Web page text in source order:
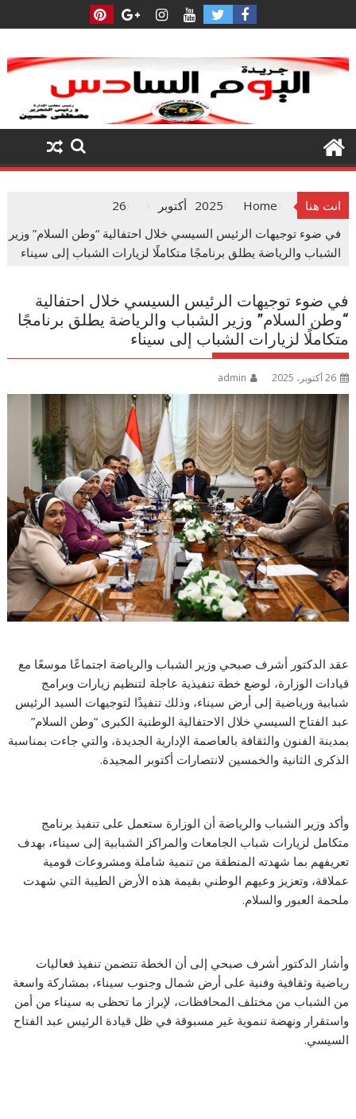
to
انت هنا Home
2025 أكتوبر
26
في ضوء توجيهات الرئيس السيسي خلال احتفالية “وطن السلام” وزير
الشباب والرياضة يطلق برنامجًا متكاملًا لزيارات الشباب إلى سيناء
في ضوء توجيهات الرئيس السيسي خلال احتفالية
“وطن السلام” وزير الشباب والرياضة يطلق برنامجًا
متكاملًا لزيارات الشباب إلى سيناء
26 أكتوبر، 2025 admin
عقد الدكتور أشرف صبحي وزير الشباب والرياضة اجتماعًا موسعًا مع
قيادات الوزارة، لوضع خطة تنفيذية عاجلة لتنظيم زيارات وبرامج
شبابية ورياضية إلى أرض سيناء، وذلك تنفيذًا لتوجيهات السيد الرئيس
عبد الفتاح السيسي خلال الاحتفالية الوطنية الكبرى “وطن السلام”
بمدينة الفنون والثقافة بالعاصمة الإدارية الجديدة، والتي جاءت بمناسبة
الذكرى الثانية والخمسين لانتصارات أكتوبر المجيدة.
وأكد وزير الشباب والرياضة أن الوزارة ستعمل على تنفيذ برنامج
متكامل لزيارات شباب الجامعات والمراكز الشبابية إلى سيناء، بهدف
تعريفهم بما شهدته المنطقة من تنمية شاملة ومشروعات قومية
عملاقة، وتعزيز وعيهم الوطني بقيمة هذه الأرض الطيبة التي شهدت
ملحمة العبور والسلام.
وأشار الدكتور أشرف صبحي إلى أن الخطة تتضمن تنفيذ فعاليات
رياضية وثقافية وفنية على أرض شمال وجنوب سيناء، بمشاركة واسعة
من الشباب من مختلف المحافظات، لإبراز ما تحظى به سيناء من أمن
واستقرار ونهضة تنموية غير مسبوقة في ظل قيادة الرئيس عبد الفتاح
السيسي.